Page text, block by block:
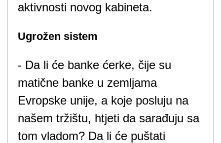
aktivnosti novog kabineta.
Ugrožen sistem
- Da li će banke ćerke, čije su
matične banke u zemljama
Evropske unije, a koje posluju na
našem tržištu, htjeti da sarađuju sa
tom vladom? Da li će puštati